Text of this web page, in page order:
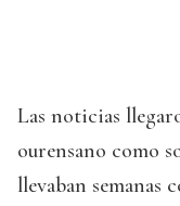
Las noticias
ourensano como
llevaban semanas